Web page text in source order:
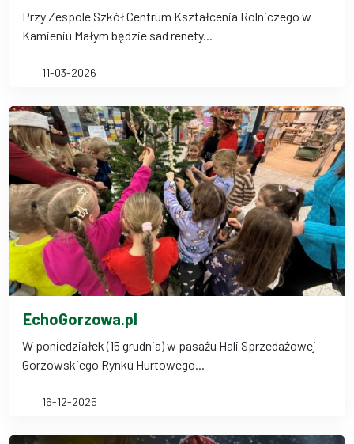
Przy Zespole Szkół Centrum Kształcenia Rolniczego w
Kamieniu Małym będzie sad renety...
11-03-2026
EchoGorzowa.pl
W poniedziałek (15 grudnia) w pasażu Hali Sprzedażowej
Gorzowskiego Rynku Hurtowego...
16-12-2025